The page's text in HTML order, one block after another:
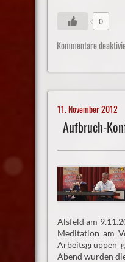
0
Kommentare
11. November 2012
Aufbruch-
Alsfeld am
Meditation am
Arbeitsgruppen
Abend wurden